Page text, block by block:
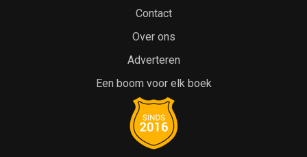
Contact
Over ons
Adverteren
Een boom voor elk boek